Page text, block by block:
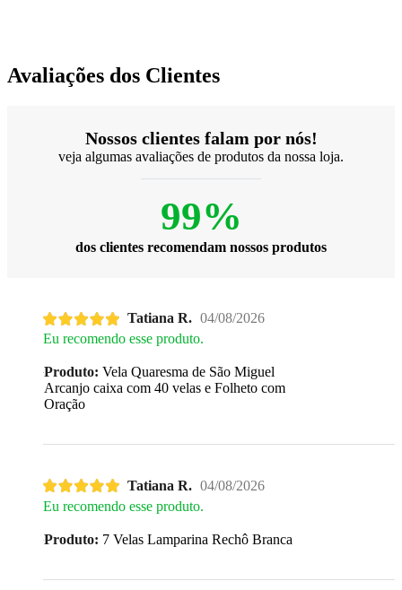
Avaliações dos Clientes
Nossos clientes falam por nós!
veja algumas avaliações de produtos da nossa loja.
99%
dos clientes recomendam nossos produtos
Tatiana R. 04/08/2026
Eu recomendo esse produto.
Produto: Vela Quaresma de São Miguel
Arcanjo caixa com 40 velas e Folheto com
Oração
Tatiana R. 04/08/2026
Eu recomendo esse produto.
Produto: 7 Velas Lamparina Rechô Branca